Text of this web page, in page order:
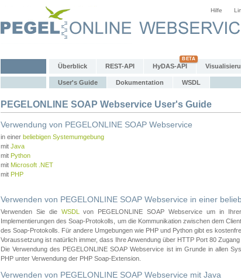
Hilfe
Überblick REST-API HyDAS-API
User's Guide Dokumentation WSDL
PEGELONLINE SOAP Webservice User's Guide
Verwendung von PEGELONLINE SOAP Webservice
in einer beliebigen Systemumgebung
mit Java
mit Python
mit Microsoft .NET
mit PHP
Verwenden von PEGELONLINE SOAP Webservice in einer
Verwenden Sie die WSDL
von PEGELONLINE SOAP Webservice um in
Implementierungen des Soap-Protokolls, um die Kommunikation zwischen dem
des Soap-Protokolls. Für andere Umgebungen wie PHP und Python gibt es
Voraussetzung ist natürlich immer, dass Ihre Anwendung über HTTP Port 80 Zugang
Die Verwendung des PEGELONLINE SOAP Webservice ist im Grunde in allen
PHP unter Verwendung der PHP Soap-Extension.
Verwenden von PEGELONLINE SOAP Webservice mit Java